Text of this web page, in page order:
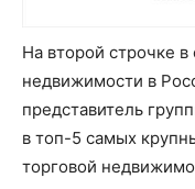
На второй строчке
недвижимости в
представитель
в топ-5 самых
торговой